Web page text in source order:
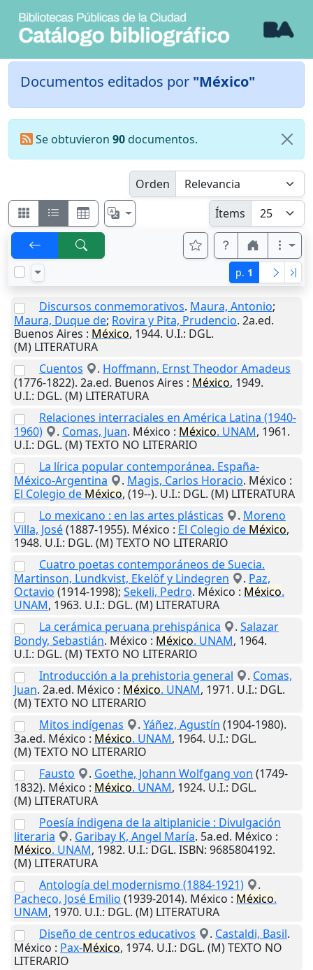
Documentos editados por "México"
Se obtuvieron 90documentos.
Orden
Ítems
p. 1
Discursos conmemorativos. Maura, Antonio;
Maura, Duque de; Rovira y Pita, Prudencio. 2a.ed.
Buenos Aires : México, 1944. U.I.: DGL.
(M) LITERATURA
Cuentos
. Hoffmann, Ernst Theodor Amadeus
(1776-1822). 2a.ed. Buenos Aires : México, 1949.
U.I.: DGL. (M) LITERATURA
Relaciones interraciales en América Latina (1940-
1960)
. Comas, Juan. México : México. UNAM, 1961.
U.I.: DGL. (M) TEXTO NO LITERARIO
La lírica popular contemporánea. España-
México-Argentina
. Magis, Carlos Horacio. México :
El Colegio de México, (19--). U.I.: DGL. (M) LITERATURA
Lo mexicano : en las artes plásticas
. Moreno
Villa, José(1887-1955). México : El Colegio de México,
1948. U.I.: DGL. (M) TEXTO NO LITERARIO
Cuatro poetas contemporáneos de Suecia.
Martinson, Lundkvist, Ekelöf y Lindegren
. Paz,
Octavio (1914-1998); Sekeli, Pedro. México : México.
UNAM, 1963. U.I.: DGL. (M) LITERATURA
La cerámica peruana prehispánica
. Salazar
Bondy, Sebastián. México : México. UNAM, 1964.
U.I.: DGL. (M) TEXTO NO LITERARIO
Introducción a la prehistoria general
. Comas,
Juan. 2a.ed. México : México. UNAM, 1971. U.I.: DGL.
(M) TEXTO NO LITERARIO
Mitos indígenas
. Yáñez, Agustín (1904-1980).
3a.ed. México : México. UNAM, 1964. U.I.: DGL.
(M) TEXTO NO LITERARIO
Fausto
. Goethe, Johann Wolfgang von (1749-
1832). México : México. UNAM, 1924. U.I.: DGL.
(M) LITERATURA
Poesía índigena de la altiplanicie : Divulgación
literaria
. Garibay K, Angel María. 5a.ed. México :
México. UNAM, 1982. U.I.: DGL. ISBN: 9685804192.
(M) LITERATURA
Antología del modernismo (1884-1921)
.
Pacheco, José Emilio (1939-2014). México : México.
UNAM, 1970. U.I.: DGL. (M) LITERATURA
Diseño de centros educativos
. Castaldi, Basil.
México : Pax-México, 1974. U.I.: DGL. (M) TEXTO NO
LITERARIO